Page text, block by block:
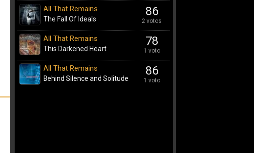
86
2 votos
All That Remains
The Fall Of Ideals
78
1 voto
All That Remains
This Darkened Heart
86
1 voto
All That Remains
Behind Silence and Solitude